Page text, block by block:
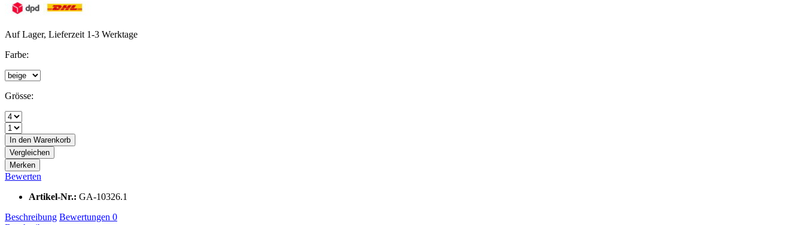
Auf Lager, Lieferzeit 1-3 Werktage
Farbe:
Grösse:
In den Warenkorb
Vergleichen
Merken
Bewerten
Artikel-Nr.: GA-10326.1
Beschreibung Bewertungen 0